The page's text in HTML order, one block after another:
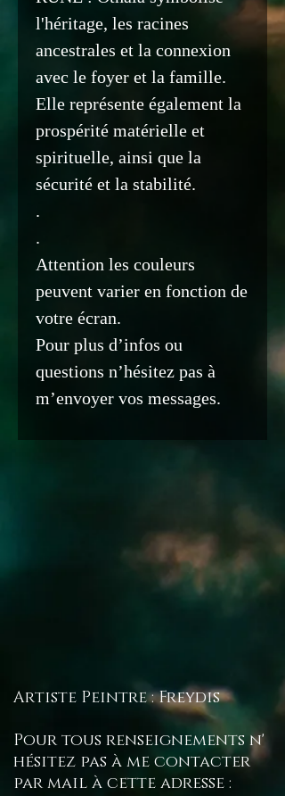
l'héritage, les racines
ancestrales et la connexion
avec le foyer et la famille.
Elle représente également la
prospérité matérielle et
spirituelle, ainsi que la
sécurité et la stabilité.
.
.
Attention les couleurs
peuvent varier en fonction de
votre écran.
Pour plus d’infos ou
questions n’hésitez pas à
m’envoyer vos messages.
Artiste Peintre : Freydis
Pour tous renseignements n'
hésitez pas à me contacter
par mail à cette adresse :